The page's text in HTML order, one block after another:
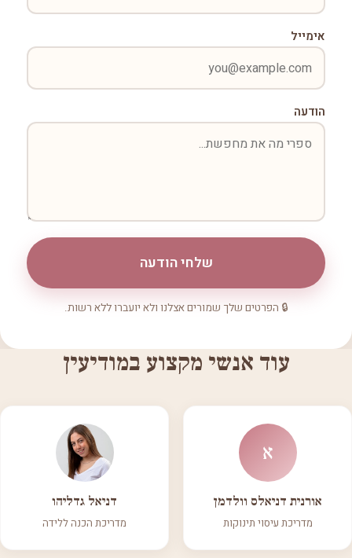
אימייל
הודעה
שלחי הודעה
🔒 הפרטים שלך שמורים אצלנו ולא יועברו ללא רשות.
עוד אנשי מקצוע במודיעין
א
אורנית דניאלס וולדמן
מדריכת עיסוי תינוקות
דניאל גדליהו
מדריכת הכנה ללידה